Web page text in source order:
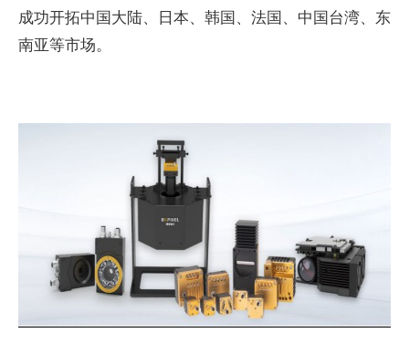
成功开拓中国大陆、日本、韩国、法国、中国台湾、东
南亚等市场。